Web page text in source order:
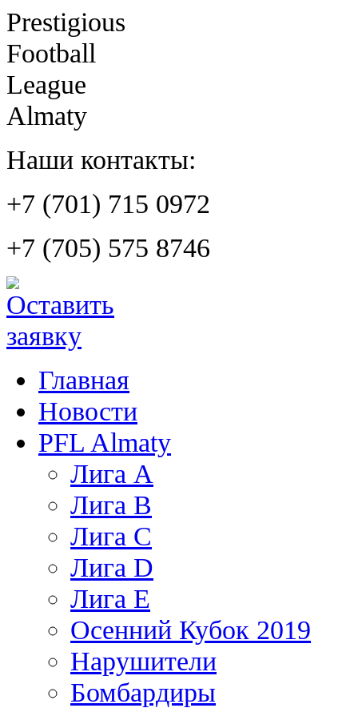
Prestigious
Football
League
Almaty
Наши контакты:
+7 (701) 715 0972
+7 (705) 575 8746
Главная
Новости
PFL Almaty
Лига A
Лига В
Лига С
Лига D
Лига Е
Осенний Кубок 2019
Нарушители
Бомбардиры